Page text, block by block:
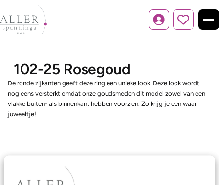
Inloggen
102-25 Rosegoud
De ronde zijkanten geeft deze ring een unieke look. Deze look wordt
nog eens versterkt omdat onze goudsmeden dit model zowel van een
vlakke buiten- als binnenkant hebben voorzien. Zo krijg je een waar
juweeltje!